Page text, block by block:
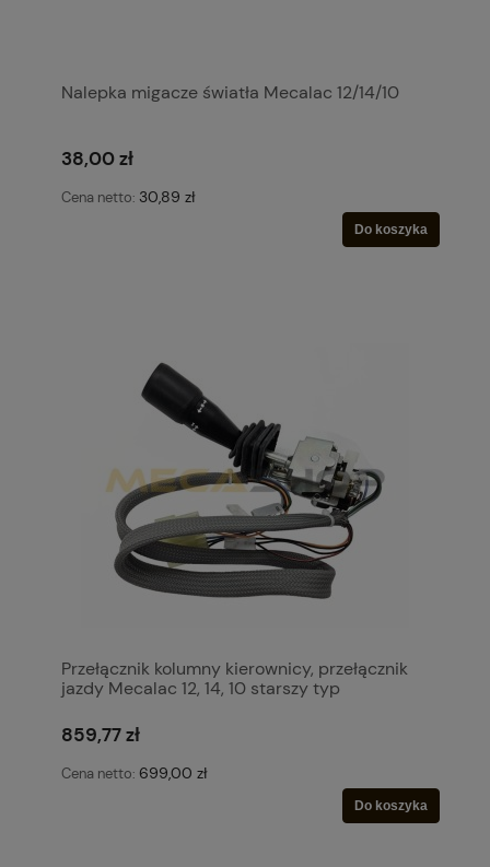
Nalepka migacze światła Mecalac 12/14/10
38,00 zł
Cena netto: 30,89 zł
Do koszyka
Przełącznik kolumny kierownicy, przełącznik
jazdy Mecalac 12, 14, 10 starszy typ
859,77 zł
Cena netto: 699,00 zł
Do koszyka